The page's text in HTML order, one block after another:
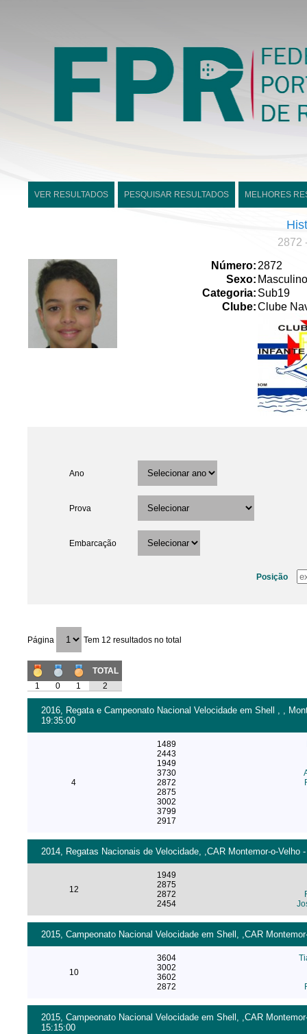
VER RESULTADOS PESQUISAR RESULTADOS MELHORES
2872
Número: 2872
Sexo: Masculino
Categoria: Sub19
Clube:Clube
Ano
Prova
Embarcação
Posição
Página Tem 12 resultados no total
TOTAL
1
0 1 2
2016, Regata e Campeonato Nacional Velocidade em Shell , ,
19:35:00
4
1489
2443
1949
3730
2872
2875
3002
3799
2917
2014, Regatas Nacionais de Velocidade, ,CAR Montemor-o-
12
1949
2875
2872
2454
2015, Campeonato Nacional Velocidade em Shell, ,CAR
10
3604
3002
3602
2872
2015, Campeonato Nacional Velocidade em Shell, ,CAR
15:15:00